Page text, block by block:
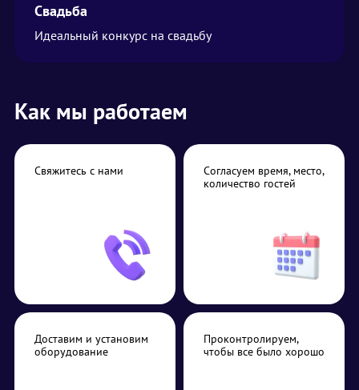
Свадьба
Идеальный конкурс на свадьбу
Как мы работаем
Свяжитесь с нами
Согласуем время, место,
количество гостей
Доставим и установим
оборудование
Проконтролируем,
чтобы все было хорошо